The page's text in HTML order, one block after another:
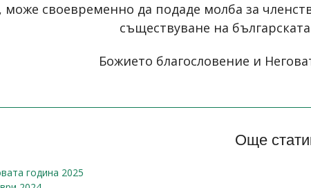
може своевременно да подаде молба за
съществуване на
Божието благословение и
Още
година 2025